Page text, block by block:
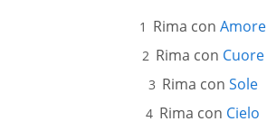
Rima con Amore
Rima con Cuore
Rima con Sole
Rima con Cielo